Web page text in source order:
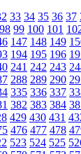
33 34 35 36 37
98 99 100 101
147 148 149
194 195 196
241 242 243
288 289 290
335 336 337
382 383 384
429 430 431
476 477 478
523 524 525